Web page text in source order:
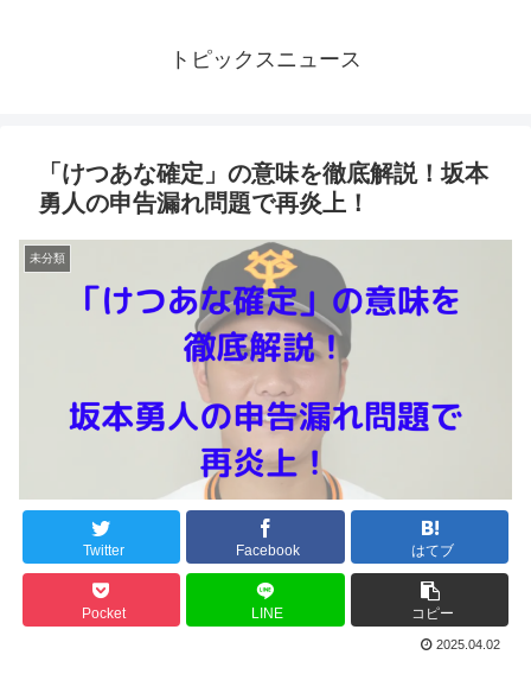
トピックスニュース
「けつあな確定」の意味を徹底解説！坂本
勇人の申告漏れ問題で再炎上！
未分類
Twitter Facebook はてブ
Pocket LINE コピー
2025.04.02